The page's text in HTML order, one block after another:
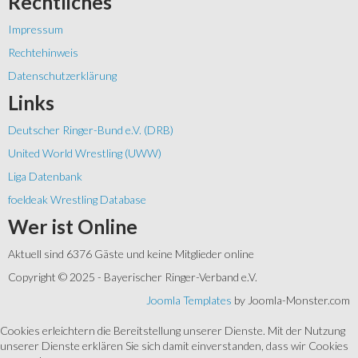
Impressum
Rechtehinweis
Datenschutzerklärung
Links
Deutscher Ringer-Bund e.V. (DRB)
United World Wrestling (UWW)
Liga Datenbank
foeldeak Wrestling Database
Wer ist Online
Aktuell sind 6376 Gäste und keine Mitglieder online
Copyright © 2025 - Bayerischer Ringer-Verband e.V.
Joomla Templates by Joomla-Monster.com
Cookies erleichtern die Bereitstellung unserer Dienste. Mit der Nutzung
unserer Dienste erklären Sie sich damit einverstanden, dass wir Cookies